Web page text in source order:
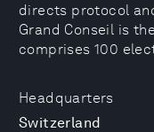
Headquarters
Switzerland
directs protocol
Grand Conseil is
comprises 100